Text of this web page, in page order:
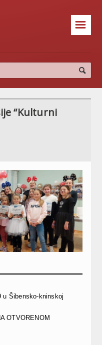
☰
“Kulturni
u Šibensko-kninskoj
OTVORENOM